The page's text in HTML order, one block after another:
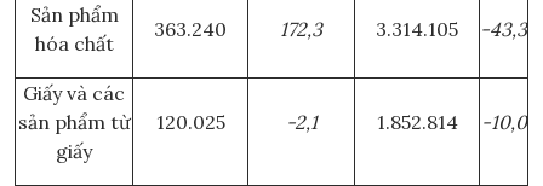
Sản phẩm
hóa chất
363.240 172,3 3.314.105 -43,3
Giấy và các
sản phẩm từ
giấy
120.025 -2,1 1.852.814 -10,0